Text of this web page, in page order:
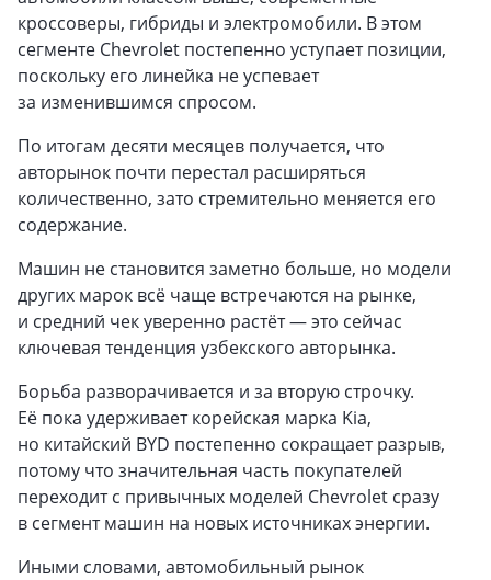
кроссоверы, гибриды и электромобили. В этом
сегменте Chevrolet постепенно уступает позиции,
поскольку его линейка не успевает
за изменившимся спросом.
По итогам десяти месяцев получается, что
авторынок почти перестал расширяться
количественно, зато стремительно меняется его
содержание.
Машин не становится заметно больше, но модели
других марок всё чаще встречаются на рынке,
и средний чек уверенно растёт — это сейчас
ключевая тенденция узбекского авторынка.
Борьба разворачивается и за вторую строчку.
Её пока удерживает корейская марка Kia,
но китайский BYD постепенно сокращает разрыв,
потому что значительная часть покупателей
переходит с привычных моделей Chevrolet сразу
в сегмент машин на новых источниках энергии.
Иными словами, автомобильный рынок